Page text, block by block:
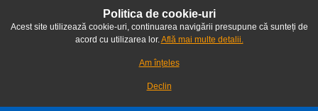
Politica de cookie-uri
Acest site utilizează cookie-uri, continuarea navigării presupune că sunteți de
acord cu utilizarea lor.Află mai multe detalii.
Am înțeles
Declin